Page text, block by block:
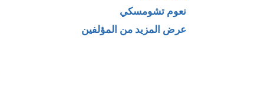
نعوم تشومسكي
عرض المزيد من المؤلفين